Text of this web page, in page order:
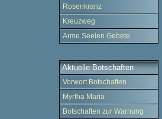
Rosenkranz
Kreuzweg
Arme Seelen Gebete
Aktuelle Botschaften
Vorwort Botschaften
Myrtha Maria
Botschaften zur Warnung